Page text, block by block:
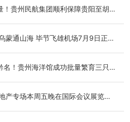
！贵州民航集团顺利保障贵阳至胡
蒙通山海 毕节飞雄机场7月9日正式
！贵州海洋馆成功批量繁育三只
产专场本周五晚在国际会议展览中